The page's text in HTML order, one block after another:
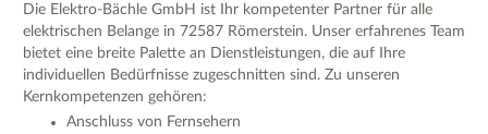
Die Elektro-Bächle GmbH ist Ihr kompetenter Partner für alle
elektrischen Belange in 72587 Römerstein. Unser erfahrenes Team
bietet eine breite Palette an Dienstleistungen, die auf Ihre
individuellen Bedürfnisse zugeschnitten sind. Zu unseren
Kernkompetenzen gehören:
Anschluss von Fernsehern